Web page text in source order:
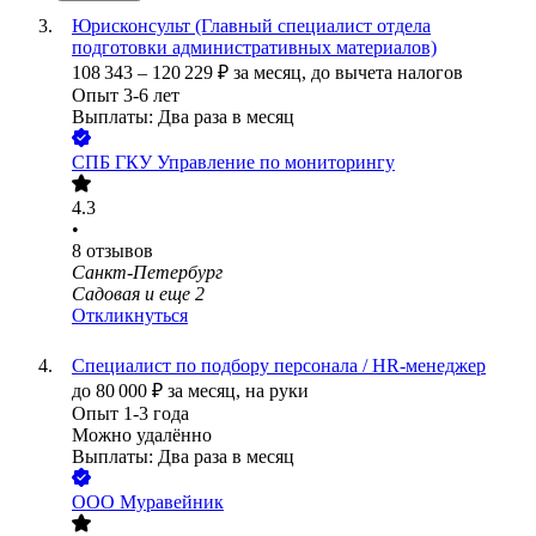
Юрисконсульт (Главный специалист отдела
подготовки административных материалов)
108 343 – 120 229 ₽ за месяц, до вычета налогов
Опыт 3-6 лет
Выплаты: Два раза в месяц
СПБ ГКУ Управление по мониторингу
4.3
•
8 отзывов
Санкт-Петербург
Садовая и еще 2
Откликнуться
Cпециалист по подбору персонала / HR-менеджер
до 80 000 ₽ за месяц, на руки
Опыт 1-3 года
Можно удалённо
Выплаты: Два раза в месяц
ООО Муравейник